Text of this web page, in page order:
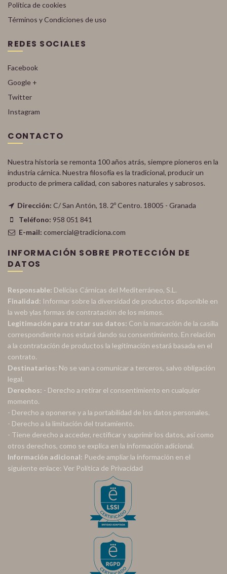
Política de cookies
Términos y Condiciones de uso
REDES SOCIALES
Facebook
Google +
Twitter
Instagram
CONTACTO
Nuestra historia se remonta 100 años atrás, siempre pioneros en la
industria cárnica. Nuestra filosofía es la tradicional, producir un
producto de primera calidad, con sabores naturales y sabrosos.
Dirección: C/ San Antón, 18. 2º Centro. 18005 - Granada
Teléfono: 958 051 841
E-mail: comercial@tradiciona.com
INFORMACIÓN SOBRE PROTECCIÓN DE
DATOS
Responsable: Delicias Cárnicas del Mediterráneo, S.L.
Finalidad: Informar sobre la diversidad de productos disponible en
la web ylas formas de contratación de los mismos.
Legitimación para tratar sus datos: Con la marcación de la casilla
correspondiente nos estará dando su consentimiento. En relación
a la contratación de productos la legitimación estará basada en el
contrato.
Destinatarios: No se van a comunicar a terceros, salvo obligación
legal.
Derechos: - Derecho a retirar el consentimiento en cualquier
momento.
- Derecho a oponerse y a la portabilidad de los datos personales.
- Derecho a la limitación del tratamiento.
- Tiene derecho a acceder, rectificar y suprimir los datos, así como
otros derechos, como se explica en la información adicional.
Información adicional: Puede ampliar la información en el
siguiente enlace: Ver Política de Privacidad